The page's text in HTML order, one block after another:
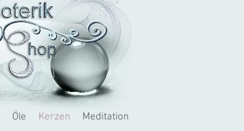
Öle Kerzen Meditation